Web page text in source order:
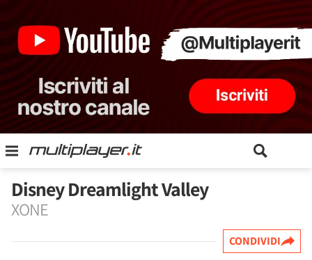
Disney Dreamlight Valley
XONE
CONDIVIDI